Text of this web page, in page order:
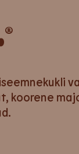
®
koorene